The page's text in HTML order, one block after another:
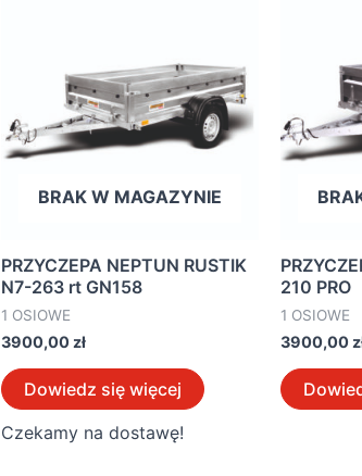
BRAK W MAGAZYNIE
PRZYCZEPA NEPTUN RUSTIK
N7-263 rt GN158
1 OSIOWE
3900,00 zł
Dowiedz się więcej
Czekamy na dostawę!
210 PRO
1 OSIOWE
3900,00